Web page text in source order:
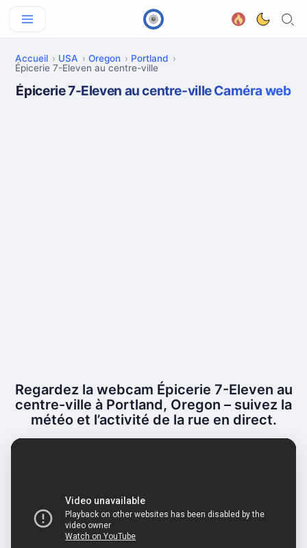
Accueil USA Oregon
Portland
Épicerie 7-Eleven au centre-ville
Épicerie 7-Eleven au centre-ville Caméra web
Regardez la webcam Épicerie 7-Eleven au
centre-ville à Portland, Oregon – suivez la
météo et l’activité de la rue en direct.